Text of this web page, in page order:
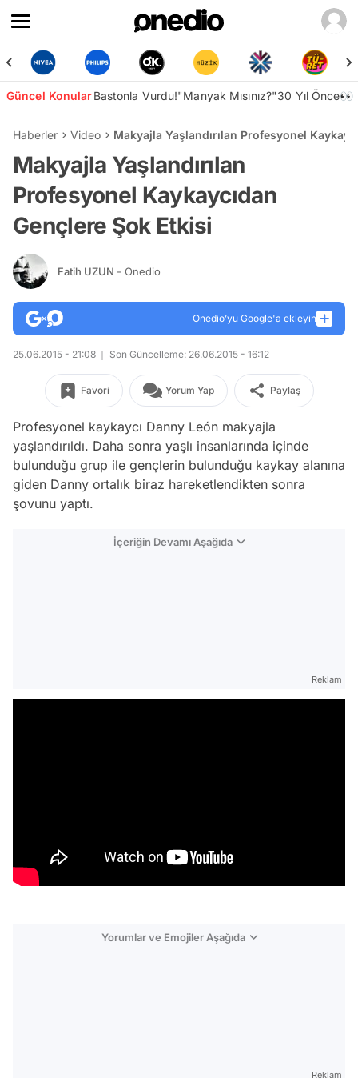
Güncel KonularBastonla Vurdu!"Manyak Mısınız?"30 Yıl Önce👀
Haberler Video Makyajla Yaşlandırılan Profesyonel
Makyajla Yaşlandırılan
Profesyonel Kaykaycıdan
Gençlere Şok Etkisi
Fatih UZUN - Onedio
Onedio’yu Google'a ekleyin
25.06.2015 - 21:08 Son Güncelleme: 26.06.2015 - 16:12
Favori Yorum Yap Paylaş
Profesyonel kaykaycı Danny León makyajla
yaşlandırıldı. Daha sonra yaşlı insanlarında içinde
bulunduğu grup ile gençlerin bulunduğu kaykay alanına
giden Danny ortalık biraz hareketlendikten sonra
şovunu yaptı.
İçeriğin Devamı Aşağıda
Reklam
Yorumlar ve Emojiler Aşağıda
Reklam